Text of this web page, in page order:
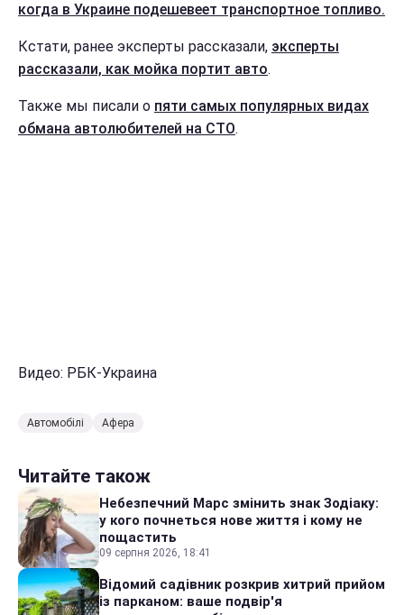
когда в Украине подешевеет транспортное топливо.
Кстати, ранее эксперты рассказали, эксперты
рассказали, как мойка портит авто.
Также мы писали о пяти самых популярных видах
обмана автолюбителей на СТО.
Видео: РБК-Украина
Автомобілі Афера
Читайте також
Небезпечний Марс змінить знак Зодіаку:
у кого почнеться нове життя і кому не
пощастить
09 серпня 2026, 18:41
Відомий садівник розкрив хитрий прийом
із парканом: ваше подвір'я